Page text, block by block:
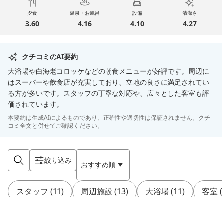
夕食
3.60
温泉・お風呂
4.16
設備
4.10
清潔さ
4.27
クチコミのAI要約
大浴場や白海老コロッケなどの朝食メニューが好評です。周辺に
はスーパーや飲食店が充実しており、立地の良さに満足されてい
る方が多いです。スタッフの丁寧な対応や、広々とした客室も評
価されています。
本要約は生成AIによるものであり、正確性や適切性は保証されません。クチ
コミ全文と併せてご確認ください。
絞り込み おすすめ順
スタッフ (11) 周辺施設 (13) 大浴場(11) 客室 (